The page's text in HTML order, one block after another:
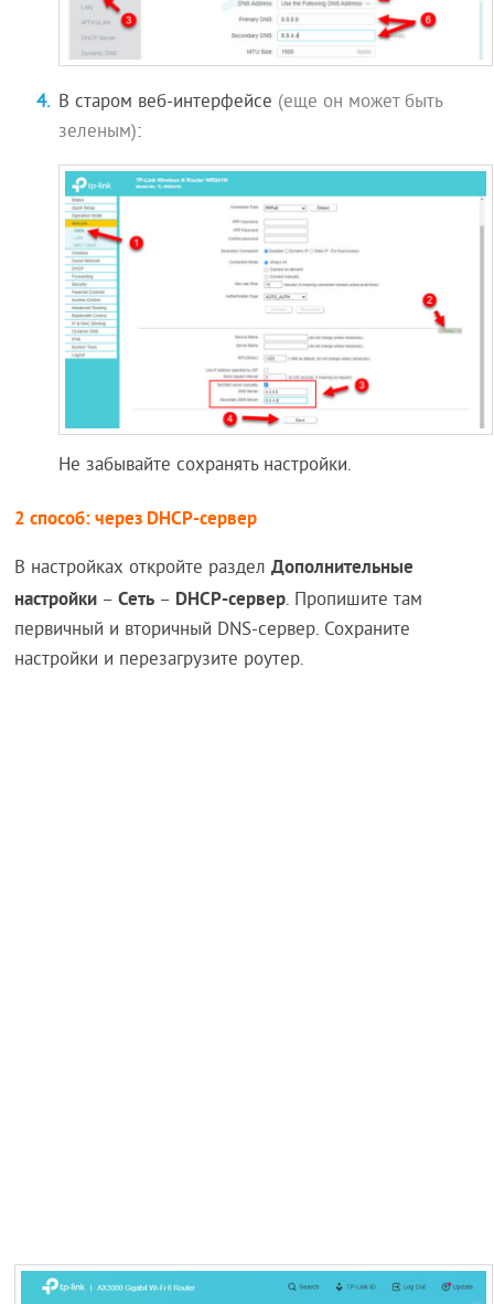
В старом веб-интерфейсе (еще он может быть
зеленым):
Не забывайте сохранять настройки.
2 способ: через DHCP-сервер
В настройках откройте разделДополнительные
настройки –Сеть – DHCP-сервер. Пропишите там
первичный и вторичный DNS-сервер. Сохраните
настройки и перезагрузите роутер.